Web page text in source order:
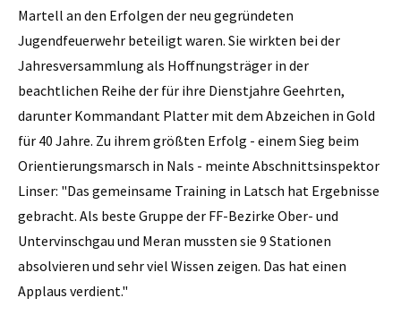
Martell an den Erfolgen der neu gegründeten
Jugendfeuerwehr beteiligt waren. Sie wirkten bei der
Jahresversammlung als Hoffnungsträger in der
beachtlichen Reihe der für ihre Dienstjahre Geehrten,
darunter Kommandant Platter mit dem Abzeichen in Gold
für 40 Jahre. Zu ihrem größten Erfolg - einem Sieg beim
Orientierungsmarsch in Nals - meinte Abschnittsinspektor
Linser: "Das gemeinsame Training in Latsch hat Ergebnisse
gebracht. Als beste Gruppe der FF-Bezirke Ober- und
Untervinschgau und Meran mussten sie 9 Stationen
absolvieren und sehr viel Wissen zeigen. Das hat einen
Applaus verdient."